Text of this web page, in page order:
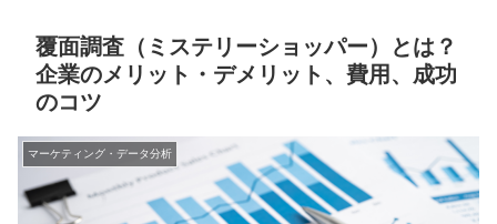
覆面調査（ミステリーショッパー）とは？
企業のメリット・デメリット、費用、成功
のコツ
マーケティング・データ分析